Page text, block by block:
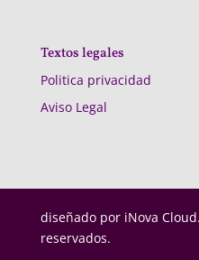
Textos legales
Politica privacidad
Aviso Legal
diseñado por iNova
reservados.